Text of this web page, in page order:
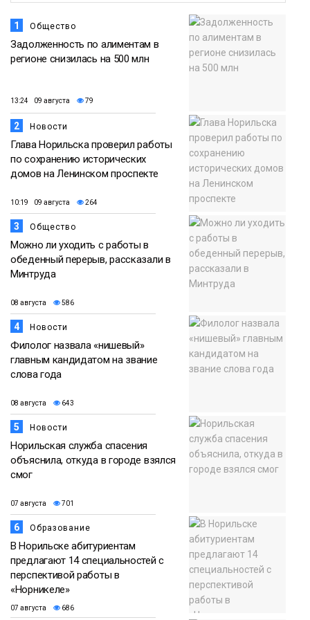
1 Общество
Задолженность по алиментам в
регионе снизилась на 500 млн
13:24 09 августа 79
2 Новости
Глава Норильска проверил работы
по сохранению исторических
домов на Ленинском проспекте
10:19 09 августа 264
3 Общество
Можно ли уходить с работы в
обеденный перерыв, рассказали в
Минтруда
08 августа 586
4 Новости
Филолог назвала «нишевый»
главным кандидатом на звание
слова года
08 августа 643
5 Новости
Норильская служба спасения
объяснила, откуда в городе взялся
смог
07 августа 701
6 Образование
В Норильске абитуриентам
предлагают 14 специальностей с
перспективой работы в
«Норникеле»
07 августа 686